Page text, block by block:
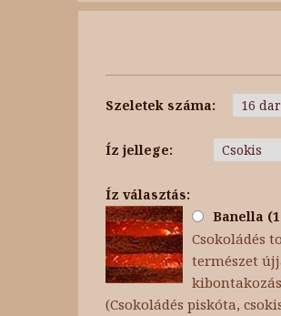
Szeletek száma:
Íz jellege:
Íz választás:
Banella
Csokoládés
természet
(Csokoládés piskóta,